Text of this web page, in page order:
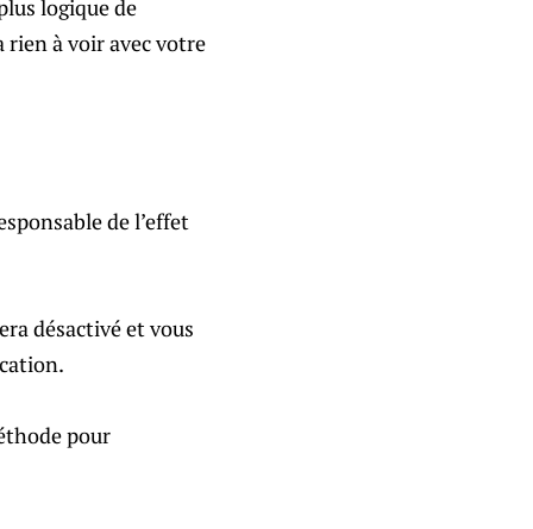
logique de
rien à voir avec votre
de l’effet
désactivé et vous
pour